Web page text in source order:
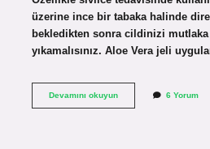
üzerine ince bir tabaka halinde
bekledikten sonra cildinizi
yıkamalısınız. Aloe Vera jeli
Devamını okuyunAloe
6 Yorum